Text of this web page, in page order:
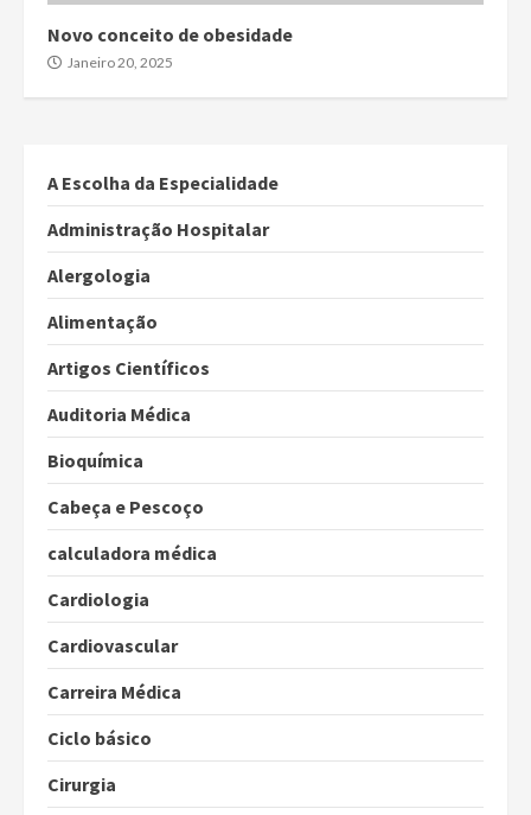
Novo conceito de obesidade
Janeiro 20, 2025
A Escolha da Especialidade
Administração Hospitalar
Alergologia
Alimentação
Artigos Científicos
Auditoria Médica
Bioquímica
Cabeça e Pescoço
calculadora médica
Cardiologia
Cardiovascular
Carreira Médica
Ciclo básico
Cirurgia